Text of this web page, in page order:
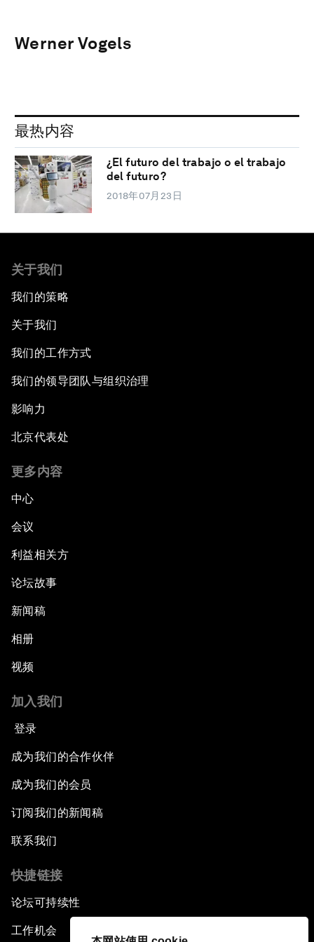
Werner Vogels
最热内容
¿El futuro del trabajo o el trabajo
del futuro?
2018年07月23日
关于我们
我们的策略
关于我们
我们的工作方式
我们的领导团队与组织治理
影响力
北京代表处
更多内容
中心
会议
利益相关方
论坛故事
新闻稿
相册
视频
加入我们
登录
成为我们的合作伙伴
成为我们的会员
订阅我们的新闻稿
联系我们
快捷链接
论坛可持续性
工作机会